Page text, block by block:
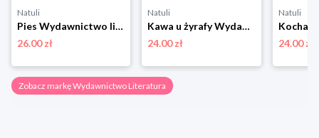
Natuli
Pies Wydawnictwo literatura
26.00 zł
Natuli
Kawa u żyrafy Wydawnictwo literatura
24.00 zł
Natuli
24.00 zł
Zobacz markę Wydawnictwo Literatura